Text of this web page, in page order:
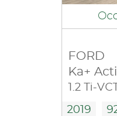
FORD
Ka+
1.2 Ti-
2019